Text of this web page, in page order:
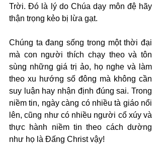
Trời. Đó là lý do Chúa dạy môn đệ hãy
thận trọng kẻo bị lừa gạt.
Chúng ta đang sống trong một thời đại
mà con người thích chạy theo và tôn
sùng những giá trị ảo, họ nghe và làm
theo xu hướng số đông mà không cần
suy luận hay nhận định đúng sai. Trong
niềm tin, ngày càng có nhiều tà giáo nổi
lên, cũng như có nhiều người cổ xúy và
thực hành niềm tin theo cách dường
như họ là Đấng Christ vậy!